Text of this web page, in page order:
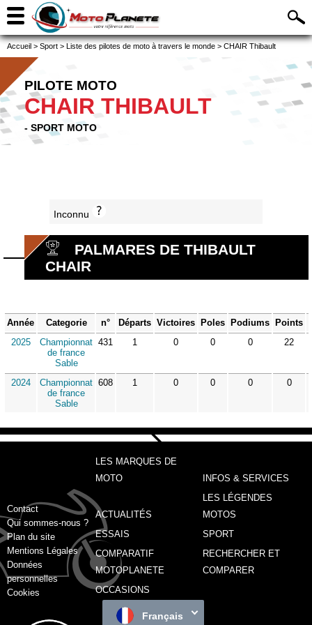
Accueil > Sport > Liste des pilotes de moto à travers le monde > CHAIR Thibault
PILOTE MOTO
CHAIR THIBAULT
- SPORT MOTO
Inconnu
PALMARES DE THIBAULT
CHAIR
Année Categorie n° Départs Victoires Poles Podiums Points
2025
Championnat
de france
Sable
431 1 0 0 0 22
2024
Championnat
de france
Sable
608 1 0 0 0 0
Contact
Qui sommes-nous ?
Plan du site
Mentions Légales
Données
personnelles
Cookies
LES MARQUES DE
MOTO
INFOS & SERVICES
ACTUALITÉS
LES LÉGENDES
MOTOS
ESSAIS
SPORT
COMPARATIF
MOTOPLANETE
RECHERCHER ET
COMPARER
OCCASIONS
Français